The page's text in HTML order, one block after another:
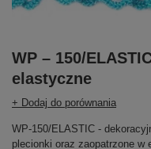
WP – 150/
elastyczne
+ Dodaj do porównania
WP-150/ELASTIC -
plecionki oraz zaopatrzone w